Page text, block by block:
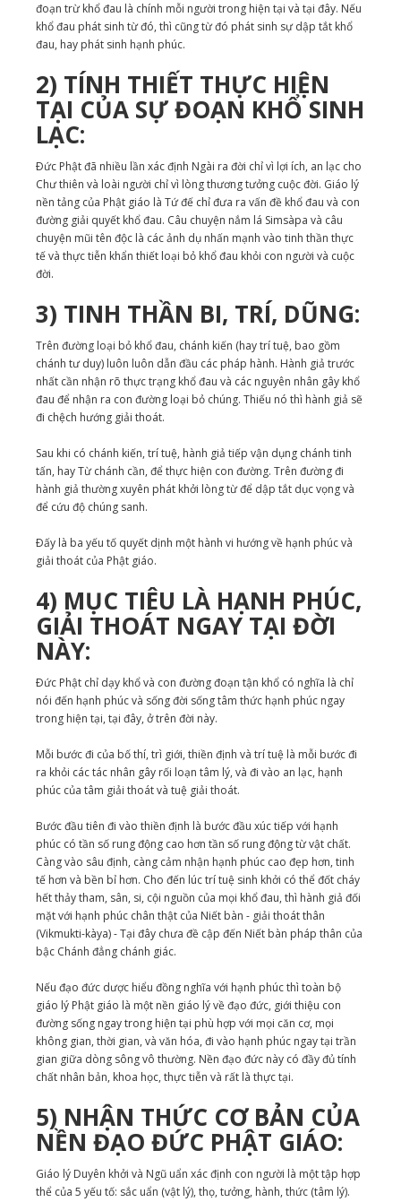
đoạn trừ khổ đau là chính mỗi người trong hiện tại và tại đây. Nếu
khổ đau phát sinh từ đó, thì cũng từ đó phát sinh sự dập tắt khổ
đau, hay phát sinh hạnh phúc.
2) TÍNH THIẾT THỰC HIỆN
TẠI CỦA SỰ ĐOẠN KHỔ SINH
LẠC:
Ðức Phật đã nhiều lần xác định Ngài ra đời chỉ vì lợi ích, an lạc cho
Chư thiên và loài người chỉ vì lòng thương tưởng cuộc đời. Giáo lý
nền tảng của Phật giáo là Tứ đế chỉ đưa ra vấn đề khổ đau và con
đường giải quyết khổ đau. Câu chuyện nắm lá Simsàpa và câu
chuyện mũi tên độc là các ảnh dụ nhấn mạnh vào tinh thần thực
tế và thực tiễn khẩn thiết loại bỏ khổ đau khỏi con người và cuộc
đời.
3) TINH THẦN BI, TRÍ, DŨNG:
Trên đường loại bỏ khổ đau, chánh kiến (hay trí tuệ, bao gồm
chánh tư duy) luôn luôn dẫn đầu các pháp hành. Hành giả trước
nhất cần nhận rõ thực trạng khổ đau và các nguyên nhân gây khổ
đau để nhận ra con đường loại bỏ chúng. Thiếu nó thì hành giả sẽ
đi chệch hướng giải thoát.
Sau khi có chánh kiến, trí tuệ, hành giả tiếp vận dụng chánh tinh
tấn, hay Từ chánh cần, để thực hiện con đường. Trên đường đi
hành giả thường xuyên phát khởi lòng từ để dập tắt dục vọng và
để cứu độ chúng sanh.
Ðấy là ba yếu tố quyết dịnh một hành vi hướng về hạnh phúc và
giải thoát của Phật giáo.
4) MỤC TIÊU LÀ HẠNH PHÚC,
GIẢI THOÁT NGAY TẠI ĐỜI
NÀY:
Ðức Phật chỉ dạy khổ và con đường đoạn tận khổ có nghĩa là chỉ
nói đến hạnh phúc và sống đời sống tâm thức hạnh phúc ngay
trong hiện tại, tại đây, ở trên đời này.
Mỗi bước đi của bố thí, trì giới, thiền định và trí tuệ là mỗi bước đi
ra khỏi các tác nhân gây rối loạn tâm lý, và đi vào an lạc, hạnh
phúc của tâm giải thoát và tuệ giải thoát.
Bước đầu tiên đi vào thiền định là bước đầu xúc tiếp với hạnh
phúc có tần số rung động cao hơn tần số rung động từ vật chất.
Càng vào sâu định, càng cảm nhận hạnh phúc cao đẹp hơn, tinh
tế hơn và bền bỉ hơn. Cho đến lúc trí tuệ sinh khởi có thể đốt cháy
hết thảy tham, sân, si, cội nguồn của mọi khổ đau, thì hành giả đối
mặt với hạnh phúc chân thật của Niết bàn - giải thoát thân
(Vikmukti-kàya) - Tại đây chưa đề cập đến Niết bàn pháp thân của
bậc Chánh đẳng chánh giác.
Nếu đạo đức dược hiểu đồng nghĩa với hạnh phúc thì toàn bộ
giáo lý Phật giáo là một nền giáo lý về đạo đức, giới thiệu con
đường sống ngay trong hiện tại phù hợp với mọi căn cơ, mọi
không gian, thời gian, và văn hóa, đi vào hạnh phúc ngay tại trần
gian giữa dòng sông vô thường. Nền đạo đức này có đầy đủ tính
chất nhân bản, khoa học, thực tiễn và rất là thực tại.
5) NHẬN THỨC CƠ BẢN CỦA
NỀN ĐẠO ĐỨC PHẬT GIÁO:
Giáo lý Duyên khởi và Ngũ uẩn xác định con người là một tập hợp
thể của 5 yếu tố: sắc uẩn (vật lý), thọ, tưởng, hành, thức (tâm lý).